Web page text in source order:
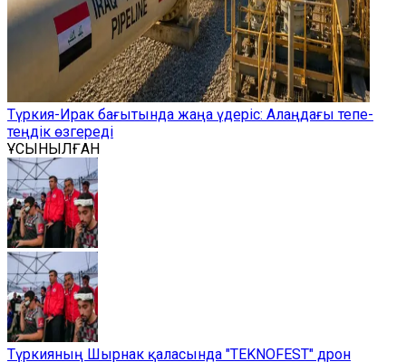
Түркия-Ирак бағытында жаңа үдеріс: Алаңдағы тепе-
теңдік өзгереді
ҰСЫНЫЛҒАН
Түркияның Шырнак қаласында "TEKNOFEST" дрон